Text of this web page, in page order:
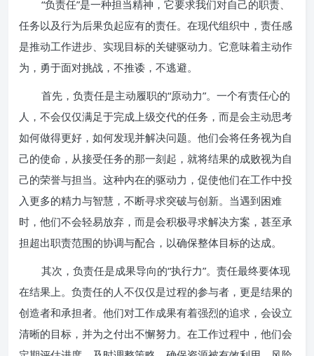
“负责任”是一种担当精神，它要求我们对自己的职责、
任务以及行为后果负起应有的责任。在现代组织中，责任感
是推动工作进步、实现目标的关键驱动力。它意味着主动作
为，勇于面对挑战，不推诿，不逃避。
首先，负责任是主动履职的“原动力”。一个有责任心的
人，不会仅仅满足于完成上级交代的任务，而是会主动思考
如何做得更好，如何发现并解决问题。他们会将任务视为自
己的使命，从接受任务的那一刻起，就将结果的成败视为自
己的荣誉与担当。这种内在的驱动力，促使他们在工作中投
入更多的精力与智慧，不断寻求突破与创新。当遇到困难
时，他们不会轻易放弃，而是会积极寻求解决方案，甚至承
担超出职责范围的协调与配合，以确保整体目标的达成。
其次，负责任是成果导向的“执行力”。责任最终要体现
在结果上。负责任的人不仅仅是过程的参与者，更是结果的
创造者和承担者。他们对工作成果有着强烈的追求，会设立
清晰的目标，并为之付出不懈努力。在工作过程中，他们会